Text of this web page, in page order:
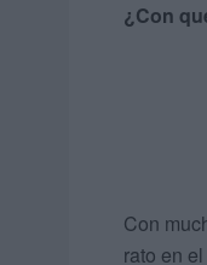
¿Con
Con
rato en